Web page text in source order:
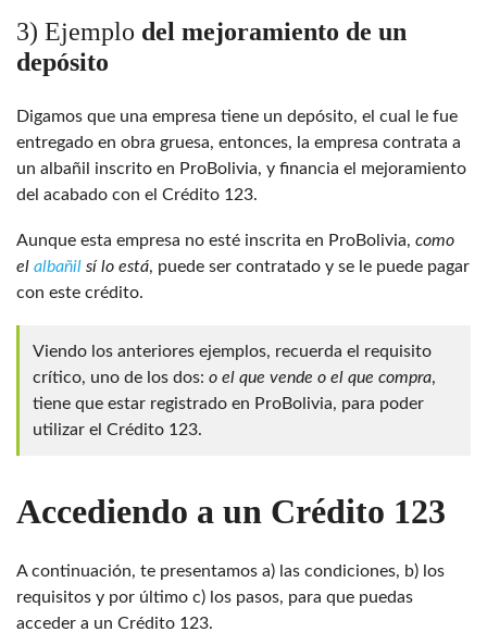
3) Ejemplo del mejoramiento de un
depósito
Digamos que una empresa tiene un depósito, el cual le fue
entregado en obra gruesa, entonces, la empresa contrata a
un albañil inscrito en ProBolivia, y financia el mejoramiento
del acabado con el Crédito 123.
Aunque esta empresa no esté inscrita en ProBolivia, como
el albañil sí lo está, puede ser contratado y se le puede pagar
con este crédito.
Viendo los anteriores ejemplos, recuerda el requisito
crítico, uno de los dos: o el que vende o el que compra,
tiene que estar registrado en ProBolivia, para poder
utilizar el Crédito 123.
Accediendo a un Crédito 123
A continuación, te presentamos a) las condiciones, b) los
requisitos y por último c) los pasos, para que puedas
acceder a un Crédito 123.